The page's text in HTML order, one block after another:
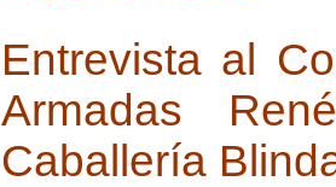
Entrevista al
Armadas
Caballería